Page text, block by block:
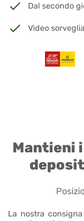
Dal secondo
Video
Mantieni
La nostra